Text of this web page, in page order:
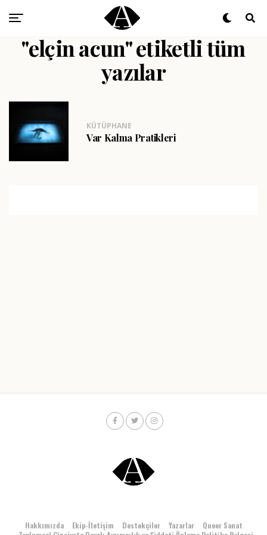
"elçin acun" etiketli tüm
yazılar
KÜTÜPHANE
Var Kalma Pratikleri
Hakkımızda Ekip-İletişim Destekçiler Yazarlar
Queer Sanat